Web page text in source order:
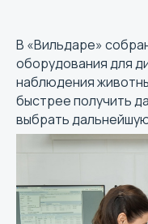
В «Вильдаре»
оборудования для
наблюдения
быстрее получить
выбрать